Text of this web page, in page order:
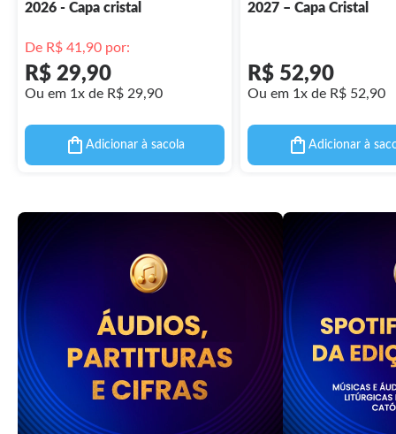
2026 - Capa cristal
De R$ 41,90 por:
R$ 29,90
Ou em 1x de R$ 29,90
Adicionar à sacola
2027 – Capa Cristal
R$ 52,90
Ou em 1x de R$ 52,90
Adicionar à